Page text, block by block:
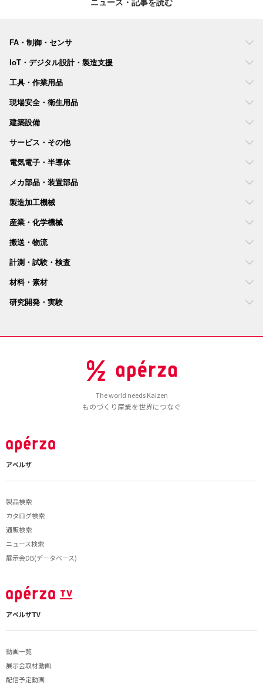
FA・制御・センサ
IoT・デジタル設計・製造支援
工具・作業用品
現場安全・衛生用品
建築設備
サービス・その他
電気電子・半導体
メカ部品・装置部品
製造加工機械
産業・化学機械
搬送・物流
計測・試験・検査
材料・素材
研究開発・実験
The world needs Kaizen
ものづくり産業を世界につなぐ
アペルザ
製品検索
カタログ検索
通販検索
ニュース検索
展示会DB(データベース)
アペルザTV
動画一覧
展示会取材動画
配信予定動画